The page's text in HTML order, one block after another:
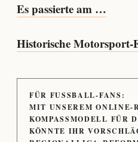
Es passierte am …
Historische Motorsport-
FÜR FUSSBALL-FANS:
MIT UNSEREM ONLINE-
KOMPASSMODELL FÜR
KÖNNTE IHR